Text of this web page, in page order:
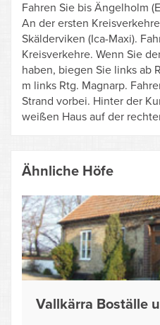
Fahren Sie bis Ängelholm
An der ersten
Skälderviken (Ica-Maxi).
Kreisverkehre. Wenn Sie
haben, biegen Sie links ab
m links Rtg. Magnarp.
Strand vorbei. Hinter der
weißen Haus auf der
Ähnliche Höfe
Vallkärra Boställe